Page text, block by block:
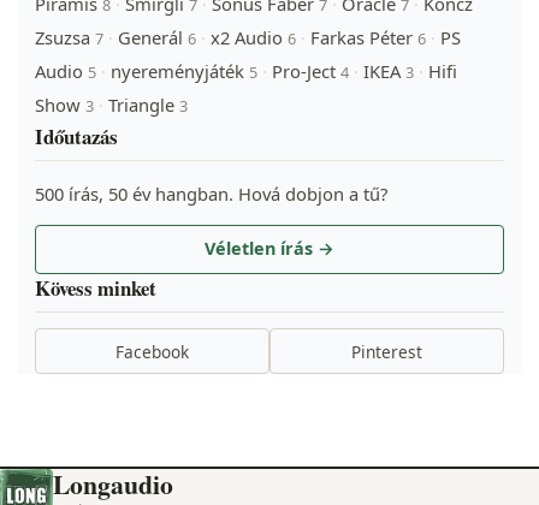
8 7 7 7
Zsuzsa 7 · Generál 6 · x2 Audio 6 · Farkas Péter 6 · PS
Audio 5 · nyereményjáték 5 · Pro-Ject 4 · IKEA 3 · Hifi
Show 3 · Triangle 3
Időutazás
500 írás, 50 év hangban. Hová dobjon a tű?
Véletlen írás →
Kövess minket
Facebook Pinterest
Longaudio